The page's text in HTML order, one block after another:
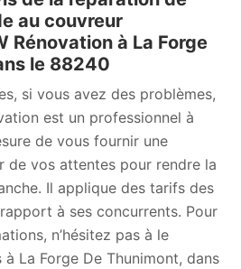
au couvreur
Rénovation à La Forge
le 88240
si vous avez des problèmes,
est un professionnel à
de vous fournir une
de vos attentes pour rendre la
Il applique des tarifs des
à ses concurrents. Pour
n’hésitez pas à le
La Forge De Thunimont, dans